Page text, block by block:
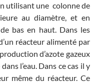
utilisant une colonne de
au diamètre, et en
bas en haut. Dans les
réacteur alimenté par
d’azote gazeux
l’eau. Dans ce cas il y
même du réacteur. Ce